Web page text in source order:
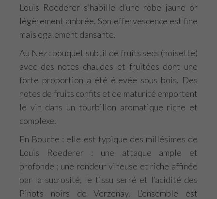
Louis Roederer s’habille d’une robe jaune or
légèrement ambrée. Son effervescence est fine
mais egalement dansante.
Au Nez : bouquet subtil de fruits secs (noisette)
avec des notes chaudes et fruitées dont une
forte proportion a été élevée sous bois. Des
notes de fruits confits et de maturité emportent
le vin dans un tourbillon aromatique riche et
complexe.
En Bouche : elle est typique des millésimes de
Louis Roederer : une attaque ample et
profonde ; une rondeur vineuse et riche affinée
par la sucrosité, le tissu serré et l’acidité des
Pinots noirs de Verzenay. L’ensemble est